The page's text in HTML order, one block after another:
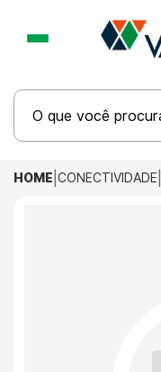
HOME CONECTIVIDADE